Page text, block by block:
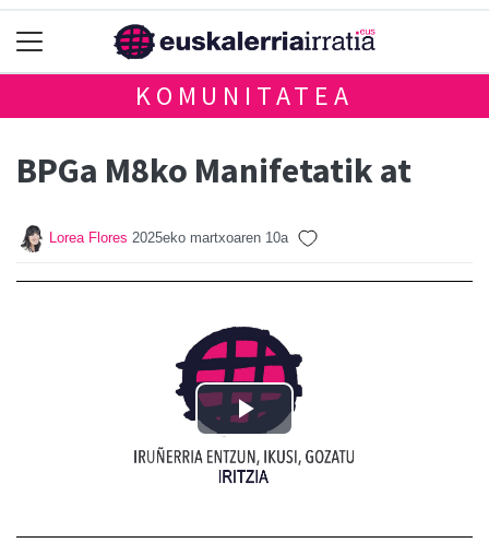
KOMUNITATEA
BPGa M8ko Manifetatik at
Lorea Flores 2025eko martxoaren 10a